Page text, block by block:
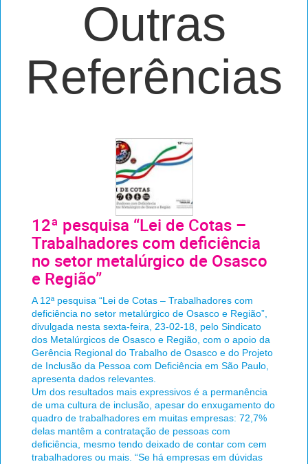
Outras
Referências
12ª pesquisa “Lei de Cotas –
Trabalhadores com deficiência
no setor metalúrgico de Osasco
e Região”
A 12ª pesquisa “Lei de Cotas – Trabalhadores com
deficiência no setor metalúrgico de Osasco e Região”,
divulgada nesta sexta-feira, 23-02-18, pelo Sindicato
dos Metalúrgicos de Osasco e Região, com o apoio da
Gerência Regional do Trabalho de Osasco e do Projeto
de Inclusão da Pessoa com Deficiência em São Paulo,
apresenta dados relevantes.
Um dos resultados mais expressivos é a permanência
de uma cultura de inclusão, apesar do enxugamento do
quadro de trabalhadores em muitas empresas: 72,7%
delas mantêm a contratação de pessoas com
deficiência, mesmo tendo deixado de contar com cem
trabalhadores ou mais. “Se há empresas em dúvidas